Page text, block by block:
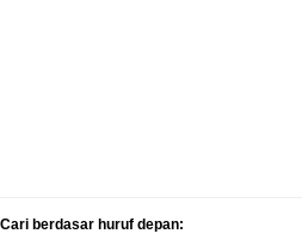
Cari berdasar huruf depan: